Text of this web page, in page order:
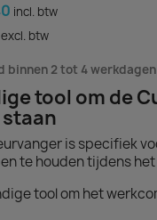
incl. btw
excl. btw
binnen 2 tot 4 werkdagen
tool om de
is specifiek
te houden tijdens
tool om het